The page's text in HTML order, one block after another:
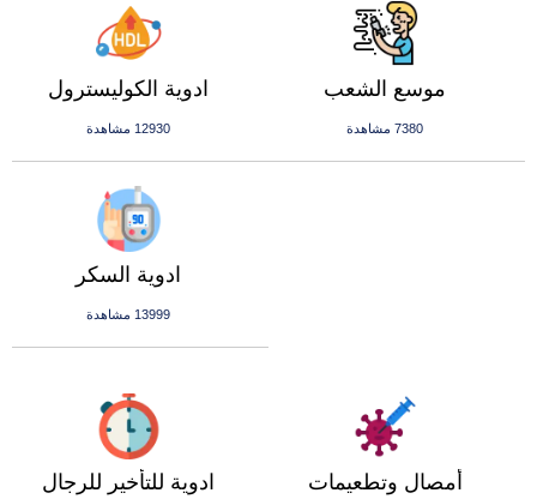
ادوية الكوليسترول
12930 مشاهدة
موسع الشعب
7380 مشاهدة
ادوية السكر
13999 مشاهدة
ادوية للتأخير للرجال أمصال وتطعيمات